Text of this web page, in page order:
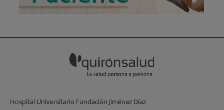
Hospital Universitario Fundación Jiménez Díaz